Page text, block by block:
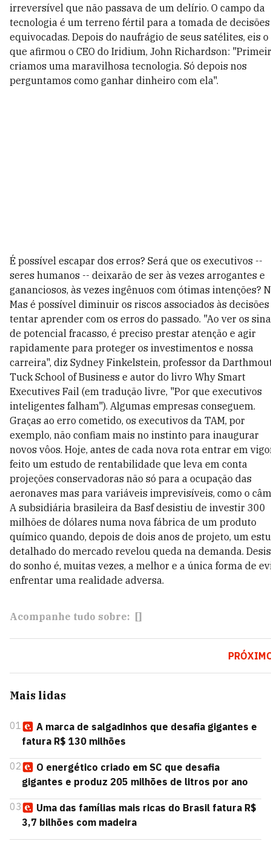
irreversível que não passava de um delírio. O campo da
tecnologia é um terreno fértil para a tomada de decisões
equivocadas. Depois do naufrágio de seus satélites, eis o
que afirmou o CEO do Iridium, John Richardson:
criamos uma maravilhosa tecnologia. Só depois nos
perguntamos como ganhar dinheiro com ela".
É possível escapar dos erros? Será que os executivos --
seres humanos -- deixarão de ser às vezes arrogantes e
gananciosos, às vezes ingênuos com ótimas intenções?
Mas é possível diminuir os riscos associados às decisões
tentar aprender com os erros do passado. "Ao ver os
de potencial fracasso, é preciso prestar atenção e agir
rapidamente para proteger os investimentos e nossa
carreira", diz Sydney Finkelstein, professor da
Tuck School of Business e autor do livro Why Smart
Executives Fail (em tradução livre, "Por que executivos
inteligentes falham"). Algumas empresas conseguem.
Graças ao erro cometido, os executivos da TAM, por
exemplo, não confiam mais no instinto para inaugurar
novos vôos. Hoje, antes de cada nova rota entrar em
feito um estudo de rentabilidade que leva em conta
projeções conservadoras não só para a ocupação das
aeronaves mas para variáveis imprevisíveis, como o
A subsidiária brasileira da Basf desistiu de investir 300
milhões de dólares numa nova fábrica de um produto
químico quando, depois de dois anos de projeto, um
detalhado do mercado revelou queda na demanda.
do sonho é, muitas vezes, a melhor e a única forma de
enfrentar uma realidade adversa.
Acompanhe tudo sobre: []
Mais lidas
01
A marca de salgadinhos que desafia gigantes e
fatura R$ 130 milhões
02
O energético criado em SC que desafia
gigantes e produz 205 milhões de litros por ano
03
Uma das famílias mais ricas do Brasil fatura R$
3,7 bilhões com madeira